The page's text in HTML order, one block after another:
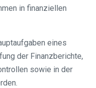
in finanziellen
eines
der Finanzberichte,
sowie in der